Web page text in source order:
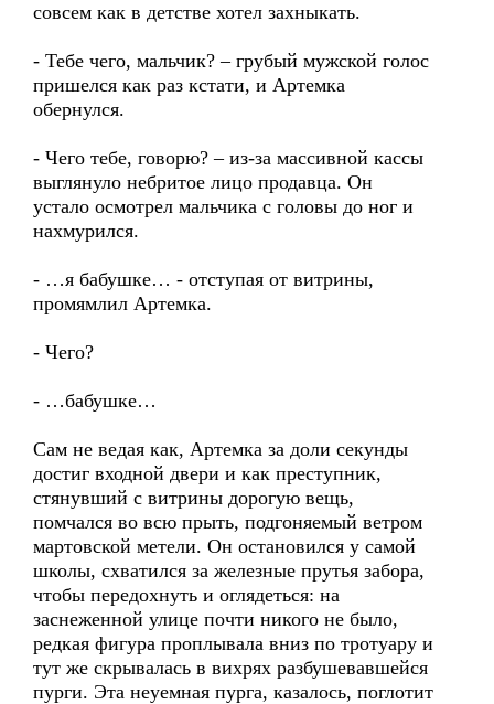
совсем как в детстве хотел захныкать.
- Тебе чего, мальчик? – грубый мужской голос
пришелся как раз кстати, и Артемка
обернулся.
- Чего тебе, говорю? – из-за массивной кассы
выглянуло небритое лицо продавца. Он
устало осмотрел мальчика с головы до ног и
нахмурился.
- …я бабушке… - отступая от витрины,
промямлил Артемка.
- Чего?
- …бабушке…
Сам не ведая как, Артемка за доли секунды
достиг входной двери и как преступник,
стянувший с витрины дорогую вещь,
помчался во всю прыть, подгоняемый ветром
мартовской метели. Он остановился у самой
школы, схватился за железные прутья забора,
чтобы передохнуть и оглядеться: на
заснеженной улице почти никого не было,
редкая фигура проплывала вниз по тротуару и
тут же скрывалась в вихрях разбушевавшейся
пурги. Эта неуемная пурга, казалось, поглотит